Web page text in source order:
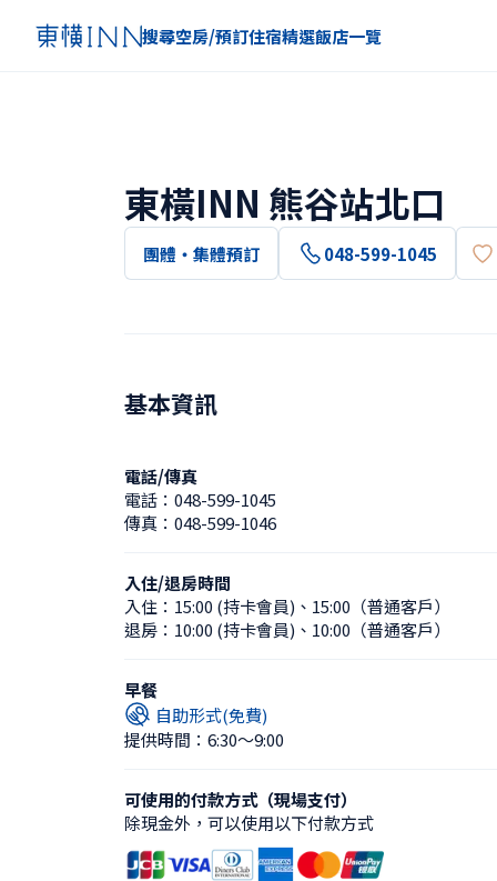
搜尋空房/預訂住宿精選飯店一覽
東橫INN 熊谷站北口
團體・集體預訂 048-599-1045
基本資訊
電話/傳真
電話： 048-599-1045
傳真： 048-599-1046
入住/退房時間
入住： 15:00 (持卡會員) 、 15:00（普通客戶）
退房： 10:00 (持卡會員) 、 10:00（普通客戶）
早餐
自助形式(免費)
提供時間：6:30〜9:00
可使用的付款方式（現場支付）
除現金外，可以使用以下付款方式